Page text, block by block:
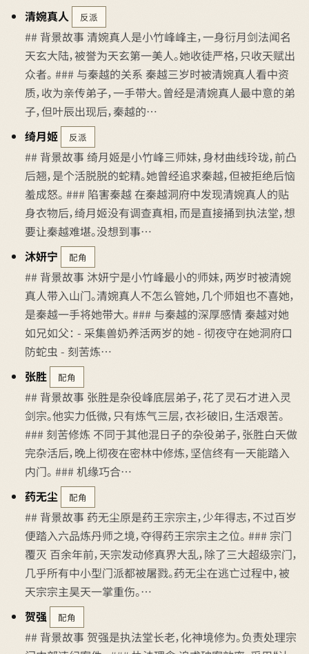
清婉真人
反派
## 背景故事 清婉真人是小竹峰峰主，一身衍月剑法闻名
天玄大陆，被誉为天玄第一美人。她收徒严格，只收天赋出
众者。 ### 与秦越的关系 秦越三岁时被清婉真人看中资
质，收为亲传弟子，一手带大。曾经是清婉真人最中意的弟
子，但叶辰出现后，秦越的…
绮月姬
反派
## 背景故事 绮月姬是小竹峰三师妹，身材曲线玲珑，前凸
后翘，是个活脱脱的蛇精。她曾经追求秦越，但被拒绝后恼
羞成怒。 ### 陷害秦越 在秦越洞府中发现清婉真人的贴
身衣物后，绮月姬没有调查真相，而是直接捅到执法堂，想
要让秦越难堪。没想到事…
沐妍宁
配角
## 背景故事 沐妍宁是小竹峰最小的师妹，两岁时被清婉
真人带入山门。清婉真人不怎么管她，几个师姐也不喜她，
是秦越一手将她带大。 ### 与秦越的深厚感情 秦越对她
如兄如父： - 采集兽奶养活两岁的她 - 彻夜守在她洞府口
防蛇虫 - 刻苦炼…
张胜
配角
## 背景故事 张胜是杂役峰底层弟子，花了灵石才进入灵
剑宗。他实力低微，只有炼气三层，衣衫破旧，生活艰苦。
### 刻苦修炼 不同于其他混日子的杂役弟子，张胜白天做
完杂活后，晚上彻夜在密林中修炼，坚信终有一天能踏入
内门。 ### 机缘巧合…
药无尘
配角
## 背景故事 药无尘原是药王宗宗主，少年得志，不过百岁
便踏入六品炼丹师之境，夺得药王宗宗主之位。 ### 宗门
覆灭 百余年前，天宗发动修真界大乱，除了三大超级宗门，
几乎所有中小型门派都被屠戮。药无尘在逃亡过程中，被
天宗宗主昊天一掌重伤。…
贺强
配角
## 背景故事 贺强是执法堂长老，化神境修为。负责处理宗